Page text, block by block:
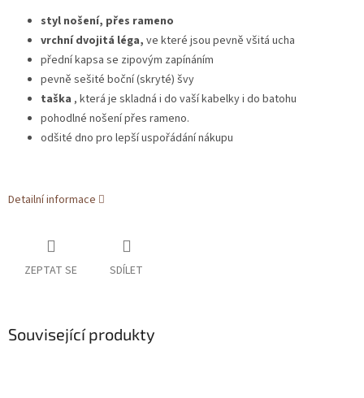
styl nošení, přes rameno
vrchní dvojitá léga, ve které jsou pevně všitá ucha
přední kapsa se zipovým zapínáním
pevně sešité boční (skryté) švy
taška , která je skladná i do vaší kabelky i do batohu
pohodlné nošení přes rameno.
odšité dno pro lepší uspořádání nákupu
Detailní informace
ZEPTAT SE SDÍLET
Související produkty